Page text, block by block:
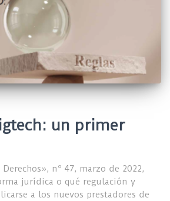
un primer
nº 47, marzo de 2022,
jurídica o qué regulación y
a los nuevos prestadores de